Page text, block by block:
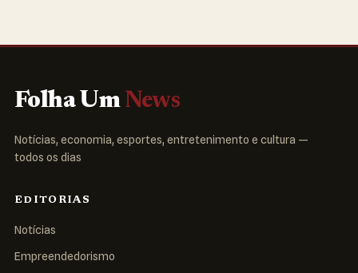
Folha Um News
Notícias, economia, esportes, entretenimento e cultura —
todos os dias
EDITORIAS
Notícias
Empreendedorismo